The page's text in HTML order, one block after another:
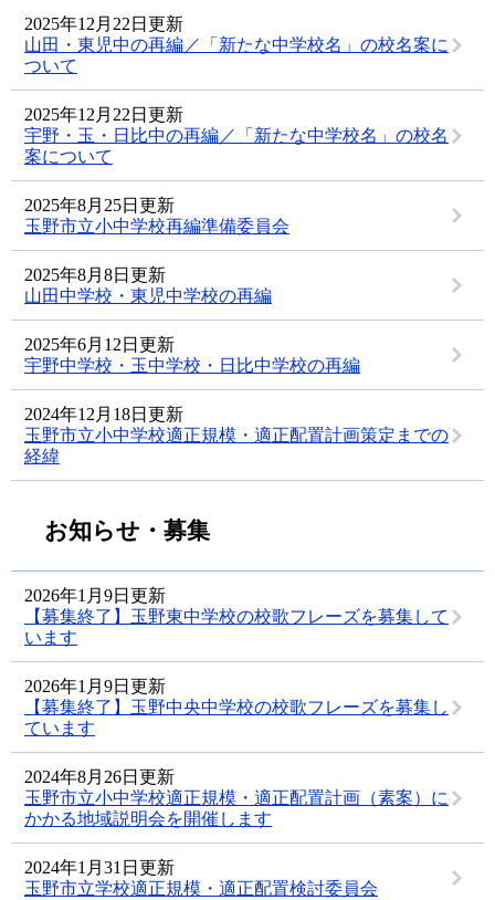
2025年12月22日更新
山田・東児中の再編／「新たな中学校名」の校名案に
ついて
2025年12月22日更新
宇野・玉・日比中の再編／「新たな中学校名」の校名
案について
2025年8月25日更新
玉野市立小中学校再編準備委員会
2025年8月8日更新
山田中学校・東児中学校の再編
2025年6月12日更新
宇野中学校・玉中学校・日比中学校の再編
2024年12月18日更新
玉野市立小中学校適正規模・適正配置計画策定までの
経緯
お知らせ・募集
2026年1月9日更新
【募集終了】玉野東中学校の校歌フレーズを募集して
います
2026年1月9日更新
【募集終了】玉野中央中学校の校歌フレーズを募集し
ています
2024年8月26日更新
玉野市立小中学校適正規模・適正配置計画（素案）に
かかる地域説明会を開催します
2024年1月31日更新
玉野市立学校適正規模・適正配置検討委員会